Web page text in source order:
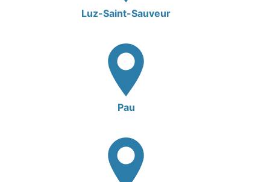
Luz-Saint-Sauveur
Pau